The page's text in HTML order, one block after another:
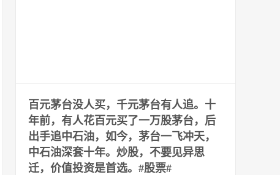
百元茅台没人买，千元茅台有人追。十
年前，有人花百元买了一万股茅台，后
出手追中石油，如今，茅台一飞冲天，
中石油深套十年。炒股，不要见异思
迁，价值投资是首选。#股票#